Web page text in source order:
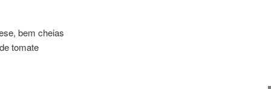
bem cheias
tomate